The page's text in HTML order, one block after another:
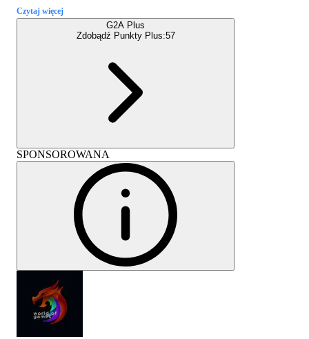
Czytaj więcej
G2A Plus
Zdobądź Punkty Plus:57
SPONSOROWANA